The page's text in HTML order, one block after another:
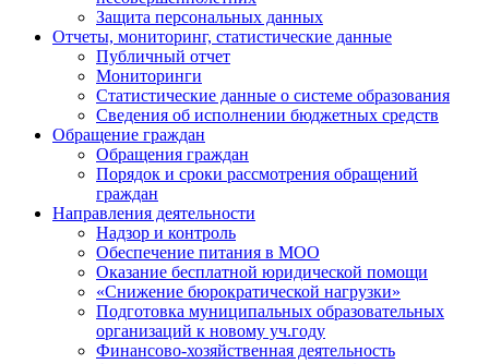
Защита персональных данных
Отчеты, мониторинг, статистические данные
Публичный отчет
Мониторинги
Статистические данные о системе образования
Сведения об исполнении бюджетных средств
Обращение граждан
Обращения граждан
Порядок и сроки рассмотрения обращений
граждан
Направления деятельности
Надзор и контроль
Обеспечение питания в МОО
Оказание бесплатной юридической помощи
«Снижение бюрократической нагрузки»
Подготовка муниципальных образовательных
организаций к новому уч.году
Финансово-хозяйственная деятельность